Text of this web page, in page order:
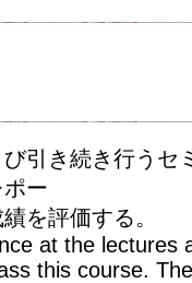
引き続き行うセ
ー
を評価する。
at the lectures
this course.